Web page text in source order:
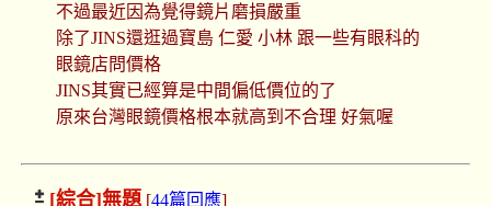
不過最近因為覺得鏡片磨損嚴重
除了JINS還逛過寶島 仁愛 小林 跟一些有眼科的
眼鏡店問價格
JINS其實已經算是中間偏低價位的了
原來台灣眼鏡價格根本就高到不合理 好氣喔
[綜合]無題[44篇回應]